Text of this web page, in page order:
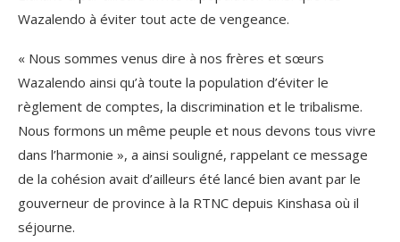
Wazalendo à éviter tout acte de vengeance.
« Nous sommes venus dire à nos frères et sœurs
Wazalendo ainsi qu’à toute la population d’éviter le
règlement de comptes, la discrimination et le tribalisme.
Nous formons un même peuple et nous devons tous vivre
dans l’harmonie », a ainsi souligné, rappelant ce message
de la cohésion avait d’ailleurs été lancé bien avant par le
gouverneur de province à la RTNC depuis Kinshasa où il
séjourne.